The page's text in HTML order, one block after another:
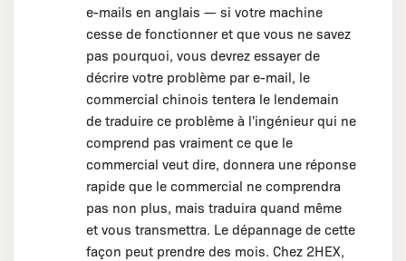
e-mails en anglais — si votre machine
cesse de fonctionner et que vous ne savez
pas pourquoi, vous devrez essayer de
décrire votre problème par e-mail, le
commercial chinois tentera le lendemain
de traduire ce problème à l'ingénieur qui ne
comprend pas vraiment ce que le
commercial veut dire, donnera une réponse
rapide que le commercial ne comprendra
pas non plus, mais traduira quand même
et vous transmettra. Le dépannage de cette
façon peut prendre des mois. Chez 2HEX,